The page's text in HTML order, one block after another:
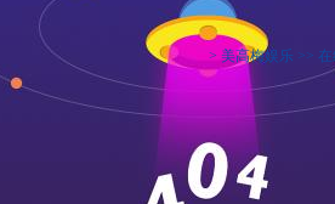
> 美高梅娱乐 >>